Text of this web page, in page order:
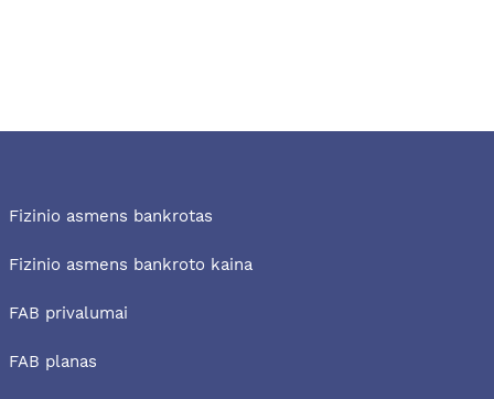
Fizinio asmens bankrotas
Fizinio asmens bankroto kaina
FAB privalumai
FAB planas